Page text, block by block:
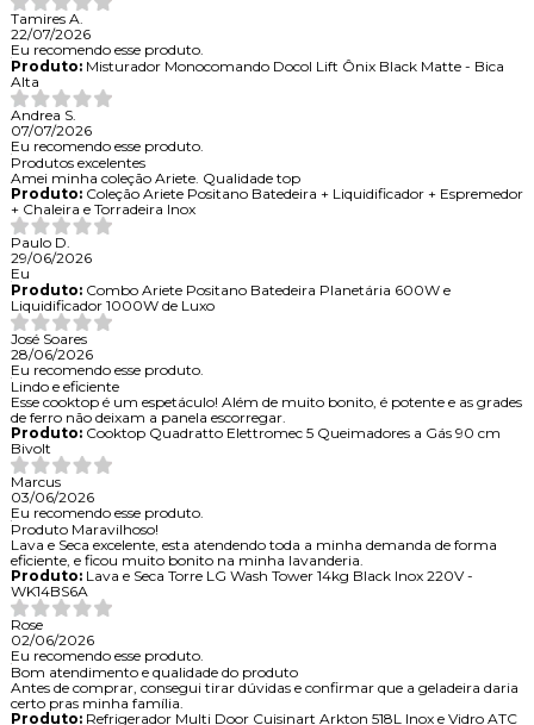
Tamires A.
22/07/2026
Eu recomendo esse produto.
Produto:Misturador Monocomando Docol Lift Ônix Black Matte - Bica
Alta
Andrea S.
07/07/2026
Eu recomendo esse produto.
Produtos excelentes
Amei minha coleção Ariete. Qualidade top
Produto:Coleção Ariete Positano Batedeira + Liquidificador + Espremedor
+ Chaleira e Torradeira Inox
Paulo D.
29/06/2026
Eu
Produto:Combo Ariete Positano Batedeira Planetária 600W e
Liquidificador 1000W de Luxo
José Soares
28/06/2026
Eu recomendo esse produto.
Lindo e eficiente
Esse cooktop é um espetáculo! Além de muito bonito, é potente e as grades
de ferro não deixam a panela escorregar.
Produto:Cooktop Quadratto Elettromec 5 Queimadores a Gás 90 cm
Bivolt
Marcus
03/06/2026
Eu recomendo esse produto.
Produto Maravilhoso!
Lava e Seca excelente, esta atendendo toda a minha demanda de forma
eficiente, e ficou muito bonito na minha lavanderia.
Produto:Lava e Seca Torre LG Wash Tower 14kg Black Inox 220V -
WK14BS6A
Rose
02/06/2026
Eu recomendo esse produto.
Bom atendimento e qualidade do produto
Antes de comprar, consegui tirar dúvidas e confirmar que a geladeira daria
certo pras minha família.
Produto:Refrigerador Multi Door Cuisinart Arkton 518L Inox e Vidro ATC